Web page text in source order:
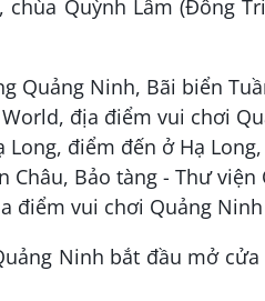
chùa Quỳnh Lâm (Đông
Ninh bắt đầu mở